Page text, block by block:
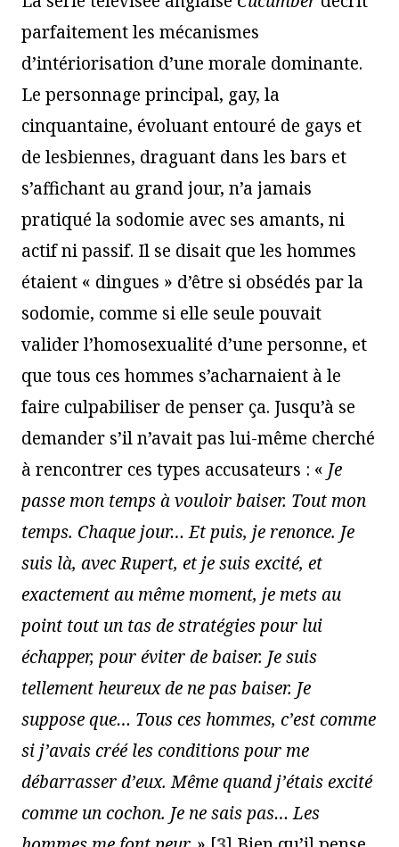
parfaitement les mécanismes
d’intériorisation d’une morale dominante.
Le personnage principal, gay, la
cinquantaine, évoluant entouré de gays et
de lesbiennes, draguant dans les bars et
s’affichant au grand jour, n’a jamais
pratiqué la sodomie avec ses amants, ni
actif ni passif. Il se disait que les hommes
étaient « dingues » d’être si obsédés par la
sodomie, comme si elle seule pouvait
valider l’homosexualité d’une personne, et
que tous ces hommes s’acharnaient à le
faire culpabiliser de penser ça. Jusqu’à se
demander s’il n’avait pas lui-même cherché
à rencontrer ces types accusateurs : « Je
passe mon temps à vouloir baiser. Tout mon
temps. Chaque jour… Et puis, je renonce. Je
suis là, avec Rupert, et je suis excité, et
exactement au même moment, je mets au
point tout un tas de stratégies pour lui
échapper, pour éviter de baiser. Je suis
tellement heureux de ne pas baiser. Je
suppose que… Tous ces hommes, c’est comme
si j’avais créé les conditions pour me
débarrasser d’eux. Même quand j’étais excité
comme un cochon. Je ne sais pas… Les